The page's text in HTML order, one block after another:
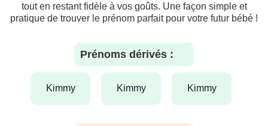
tout en restant fidèle à vos goûts. Une façon simple et
pratique de trouver le prénom parfait pour votre futur bébé !
Prénoms dérivés :
kimmy kimmy kimmy